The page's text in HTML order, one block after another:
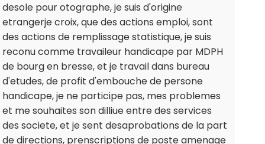
desole pour otographe, je suis d'origine
etrangerje croix, que des actions emploi, sont
des actions de remplissage statistique, je suis
reconu comme travaileur handicape par MDPH
de bourg en bresse, et je travail dans bureau
d'etudes, de profit d'embouche de persone
handicape, je ne participe pas, mes problemes
et me souhaites son dilliue entre des services
des societe, et je sent desaprobations de la part
de directions, prenscriptions de poste amenage